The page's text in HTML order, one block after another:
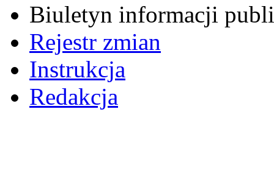
Biuletyn informacji
Rejestr zmian
Instrukcja
Redakcja